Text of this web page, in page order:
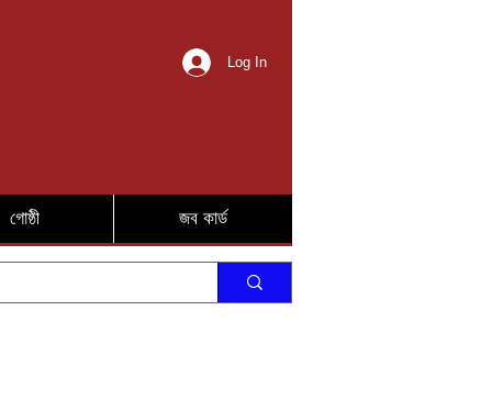
Log In
গোষ্ঠী জব কার্ড